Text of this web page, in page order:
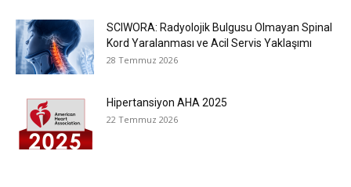
SCIWORA: Radyolojik Bulgusu Olmayan Spinal
Kord Yaralanması ve Acil Servis Yaklaşımı
28 Temmuz 2026
Hipertansiyon AHA 2025
22 Temmuz 2026